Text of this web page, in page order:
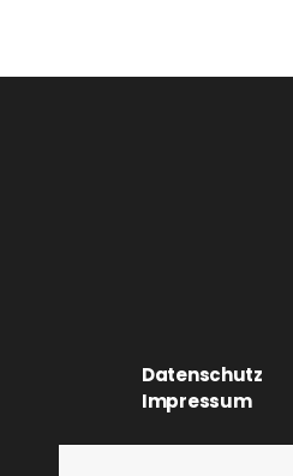
Datenschutz
Impressum
Suchen